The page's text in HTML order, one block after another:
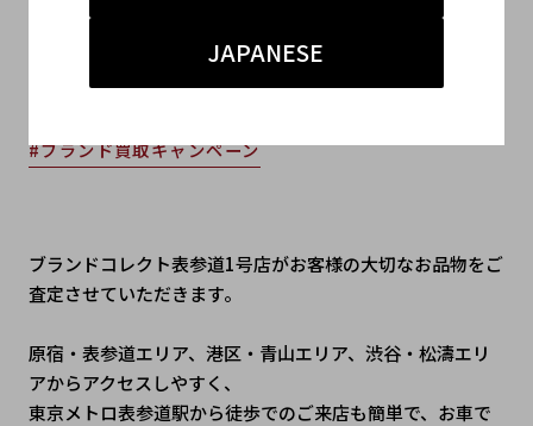
JAPANESE
2024.02.13
#表参道1号店
#買取
#ブランド買取キャンペーン
ブランドコレクト表参道1号店がお客様の大切なお品物をご
査定させていただきます。
原宿・表参道エリア、港区・青山エリア、渋谷・松濤エリ
アからアクセスしやすく、
東京メトロ表参道駅から徒歩でのご来店も簡単で、お車で